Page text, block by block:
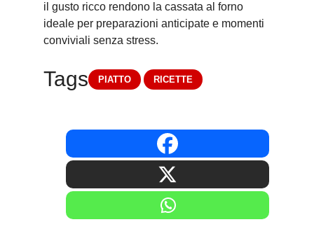
il gusto ricco rendono la cassata al forno
ideale per preparazioni anticipate e momenti
conviviali senza stress.
Tags PIATTO RICETTE